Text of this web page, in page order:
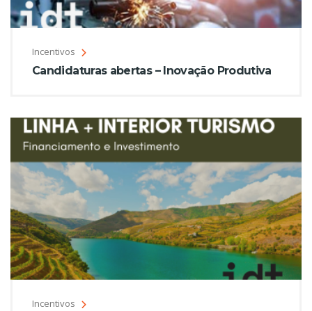
Incentivos
Candidaturas abertas – Inovação Produtiva
Incentivos